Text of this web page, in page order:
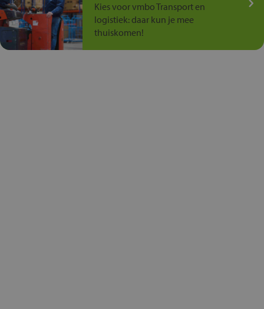
Kies voor vmbo Transport en
logistiek: daar kun je mee
thuiskomen!